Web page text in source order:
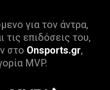
για τον άντρα,
τις επιδόσεις του,
στο Onsports.gr,
MVP.